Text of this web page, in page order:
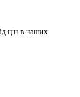
цін в наших